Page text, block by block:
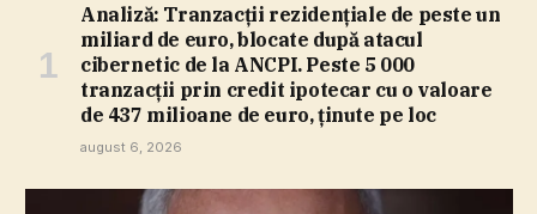
Analiză: Tranzacţii rezidenţiale de peste un
miliard de euro, blocate după atacul
cibernetic de la ANCPI. Peste 5 000
tranzacţii prin credit ipotecar cu o valoare
de 437 milioane de euro, ţinute pe loc
august 6, 2026